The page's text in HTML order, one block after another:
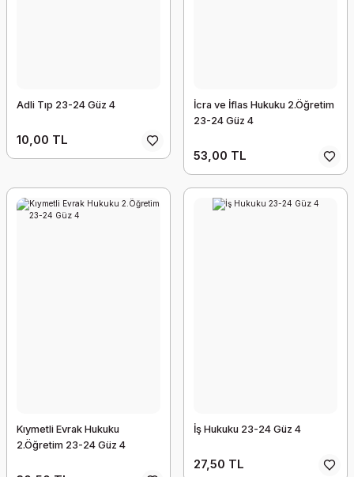
Adli Tıp 23-24 Güz 4
10,00 TL
İcra ve İflas Hukuku 2.Öğretim
23-24 Güz 4
53,00 TL
Kıymetli Evrak Hukuku
2.Öğretim 23-24 Güz 4
İş Hukuku 23-24 Güz 4
27,50 TL